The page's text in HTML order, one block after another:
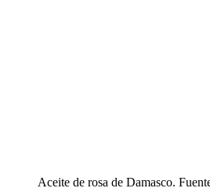
Aceite de rosa de Damasco.